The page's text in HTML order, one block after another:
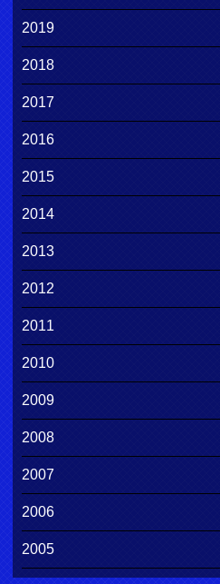
2019
2018
2017
2016
2015
2014
2013
2012
2011
2010
2009
2008
2007
2006
2005